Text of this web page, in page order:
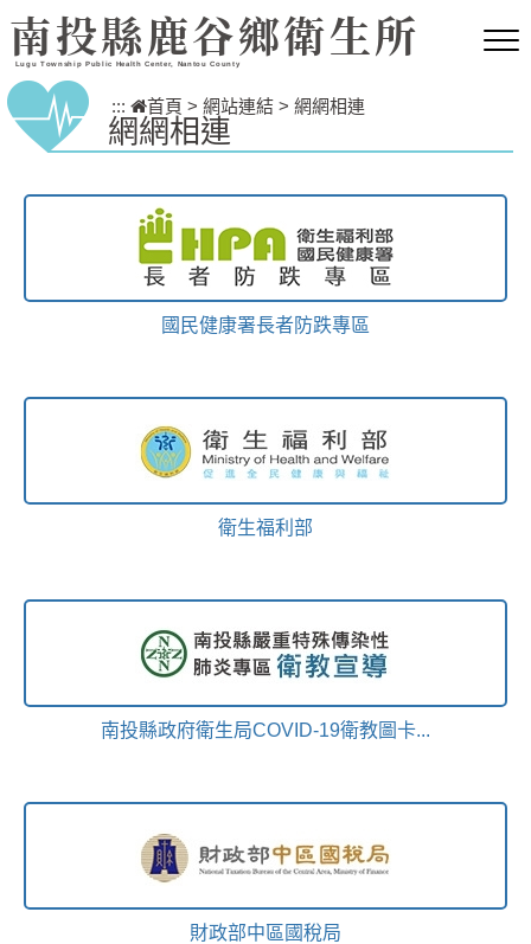
跳到主要內容區塊
南投縣鹿谷鄉衛生所
Lugu Township Public Health Center, Nantou County
::: 首頁 > 網站連結 > 網網相連
網網相連
國民健康署長者防跌專區
衛生福利部
南投縣政府衛生局COVID-19衛教圖卡...
財政部中區國稅局